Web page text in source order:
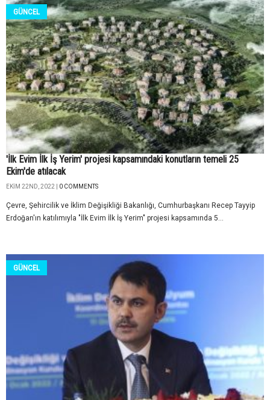
GÜNCEL
'İlk Evim İlk İş Yerim' projesi kapsamındaki konutların temeli 25
Ekim'de atılacak
EKIM 22ND, 2022 | 0 COMMENTS
Çevre, Şehircilik ve İklim Değişikliği Bakanlığı, Cumhurbaşkanı Recep Tayyip
Erdoğan'ın katılımıyla "İlk Evim İlk İş Yerim" projesi kapsamında 5...
GÜNCEL